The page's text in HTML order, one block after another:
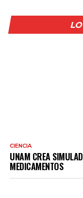
CIENCIA
UNAM CREA
MEDICAMENTOS